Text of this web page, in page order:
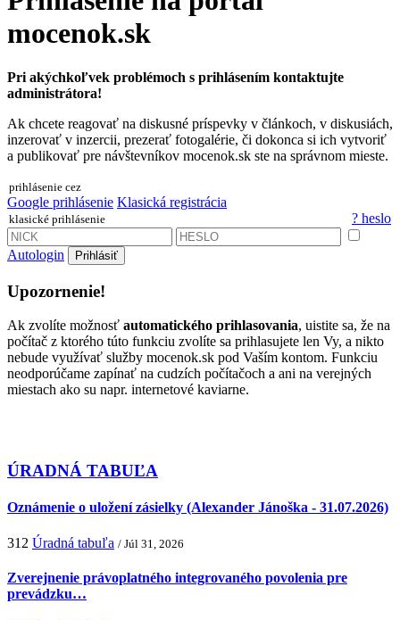
mocenok.sk
Pri akýchkoľvek problémoch s prihlásením kontaktujte
administrátora!
Ak chcete reagovať na diskusné príspevky v článkoch, v diskusiách,
inzerovať v inzercii, prezerať fotogalérie, či dokonca si ich vytvoriť
a publikovať pre návštevníkov mocenok.sk ste na správnom mieste.
prihlásenie cez
Google prihlásenie Klasická registrácia
klasické prihlásenie ? heslo
Autologin Prihlásiť
Upozornenie!
Ak zvolíte možnosť automatického prihlasovania, uistite sa, že na
počítač z ktorého túto funkciu zvolíte sa prihlasujete len Vy, a nikto
nebude využívať služby mocenok.sk pod Vaším kontom. Funkciu
neodporúčame zapínať na cudzích počítačoch a ani na verejných
miestach ako su napr. internetové kaviarne.
ÚRADNÁ TABUĽA
Oznámenie o uložení zásielky (Alexander Jánoška - 31.07.2026)
312 Úradná tabuľa / Júl 31, 2026
Zverejnenie právoplatného integrovaného povolenia pre
prevádzku…